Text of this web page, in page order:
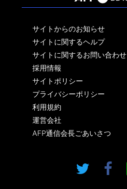
サイトからのお知らせ
サイトに関するヘルプ
サイトに関するお問い合わせ
採用情報
サイトポリシー
プライバシーポリシー
利用規約
運営会社
AFP通信会長ごあいさつ